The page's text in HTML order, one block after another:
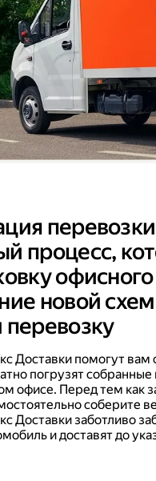
процесс,
новой
Доставки помогут вам
погрузят
офисе. Перед тем как
соберите
Доставки заботливо
и доставят до